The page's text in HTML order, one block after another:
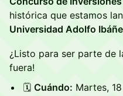
histórica que estamos
Universidad Adolfo
¿Listo para ser parte de
fuera!
🗓️ Cuándo: Martes,